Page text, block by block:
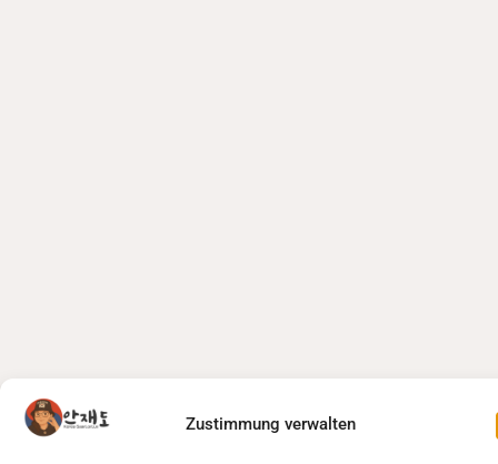
Zustimmung verwalten